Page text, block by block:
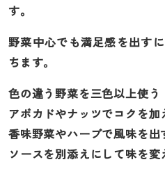
す。
野菜中心でも満足感を出す
ちます。
色の違う野菜を三色以上使う
アボカドやナッツでコクを加
香味野菜やハーブで風味を出
ソースを別添えにして味を変